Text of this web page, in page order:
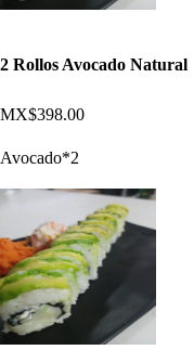
2 Rollos Avocado Natural
MX$398.00
Avocado*2